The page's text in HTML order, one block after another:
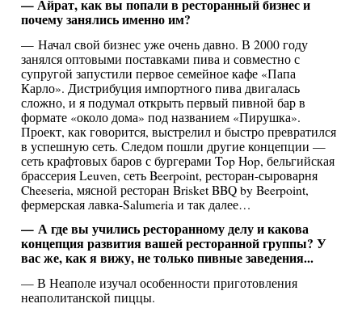
— Айрат, как вы попали в ресторанный бизнес и
почему занялись именно им?
— Начал свой бизнес уже очень давно. В 2000 году
занялся оптовыми поставками пива и совместно с
супругой запустили первое семейное кафе «Папа
Карло». Дистрибуция импортного пива двигалась
сложно, и я подумал открыть первый пивной бар в
формате «около дома» под названием «Пирушка».
Проект, как говорится, выстрелил и быстро превратился
в успешную сеть. Следом пошли другие концепции —
сеть крафтовых баров с бургерами Top Hop, бельгийская
брассерия Leuven, сеть Beerpoint, ресторан-сыроварня
Cheeseria, мясной ресторан Brisket BBQ by Beerpoint,
фермерская лавка-Salumeria и так далее…
— А где вы учились ресторанному делу и какова
концепция развития вашей ресторанной группы? У
вас же, как я вижу, не только пивные заведения...
— В Неаполе изучал особенности приготовления
неаполитанской пиццы.